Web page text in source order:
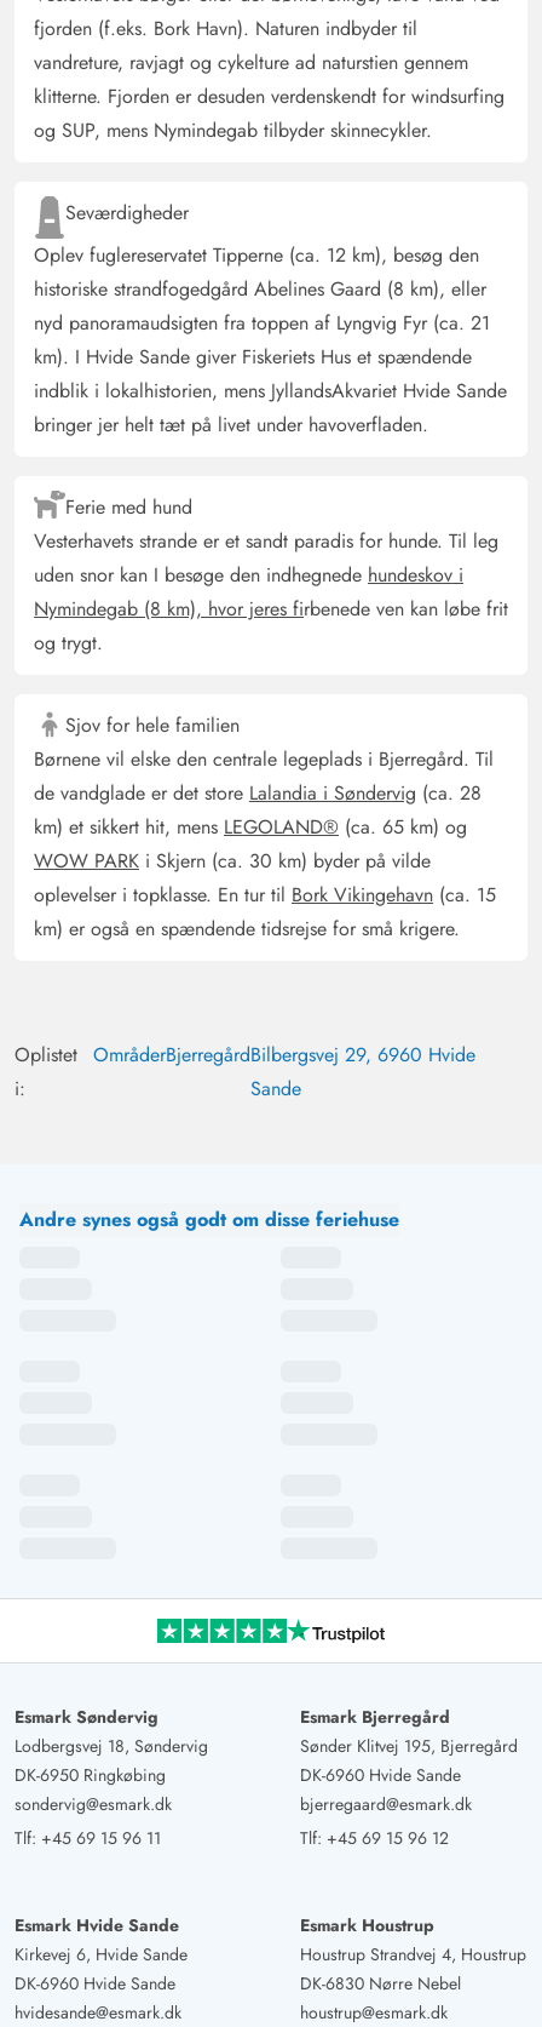
meget plads til rådighed. Da vi var her i november,
kunne vi ikke bruge terrassen. Men om sommeren er
udendørsområdet meget hyggeligt. Der er masser af
siddepladser.
Gast
Deutschland
AI Oversat (Se oprindelig)
Vi var meget tilfredse med sommerhuset. Sommerhuset
var rent og med de mange vinduer dejligt lyst i
november. De mange siddepladser udenfor var
fantastiske! Vi havde tilstrækkeligt plads til 4 voksne,
men med 8 personer ville huset og især sengene have
Florian Drechsler
Deutschland
AI Oversat (Se oprindelig)
4 ud af 5
4 ud af 5
4 out of 511/10/2024
Feriehuset ligger smukt i læ og har mange siddepladser
i læ selv når det regner. 3 dobbeltværelser med
tilstrækkelig plads. 1 enkeltværelse har desværre
rengøringsmidler i rummet (ubehagelig lugt).
Dobbeltværelset med to enkeltsenge er for 2 personer
for lille. God indretning i huset.
Klaudia Scheer
5 ud af 5
5 ud af 5
5 out of 523/09/2024
dejlig ferie. Meget smuk solterrasse... fantastisk
omgivelser... roligt beliggende og stranden er heller ikke
fjorden (f.eks. Bork Havn). Naturen indbyder til
vandreture, ravjagt og cykelture ad naturstien gennem
klitterne. Fjorden er desuden verdenskendt for windsurfing
og SUP, mens Nymindegab tilbyder skinnecykler.
Seværdigheder
Oplev fuglereservatet Tipperne (ca. 12 km), besøg den
historiske strandfogedgård Abelines Gaard (8 km), eller
nyd panoramaudsigten fra toppen af Lyngvig Fyr (ca. 21
km). I Hvide Sande giver Fiskeriets Hus et spændende
indblik i lokalhistorien, mens JyllandsAkvariet Hvide Sande
bringer jer helt tæt på livet under havoverfladen.
Ferie med hund
Vesterhavets strande er et sandt paradis for hunde. Til leg
uden snor kan I besøge den indhegnede hundeskov i
Nymindegab (8 km), hvor jeres firbenede ven kan løbe frit
og trygt.
Sjov for hele familien
Børnene vil elske den centrale legeplads i Bjerregård. Til
de vandglade er det store Lalandia i Søndervig (ca. 28
km) et sikkert hit, mens LEGOLAND® (ca. 65 km) og
WOW PARK i Skjern (ca. 30 km) byder på vilde
oplevelser i topklasse. En tur til Bork Vikingehavn (ca. 15
km) er også en spændende tidsrejse for små krigere.
Oplistet
i:
OmråderBjerregårdBilbergsvej 29, 6960 Hvide
Sande
Andre synes også godt om disse feriehuse
Esmark Søndervig
Lodbergsvej 18, Søndervig
DK-6950 Ringkøbing
sondervig@esmark.dk
Tlf: +45 69 15 96 11
Esmark Bjerregård
Sønder Klitvej 195, Bjerregård
DK-6960 Hvide Sande
bjerregaard@esmark.dk
Tlf: +45 69 15 96 12
Esmark Hvide Sande
Kirkevej 6, Hvide Sande
DK-6960 Hvide Sande
hvidesande@esmark.dk
Esmark Houstrup
Houstrup Strandvej 4, Houstrup
DK-6830 Nørre Nebel
houstrup@esmark.dk